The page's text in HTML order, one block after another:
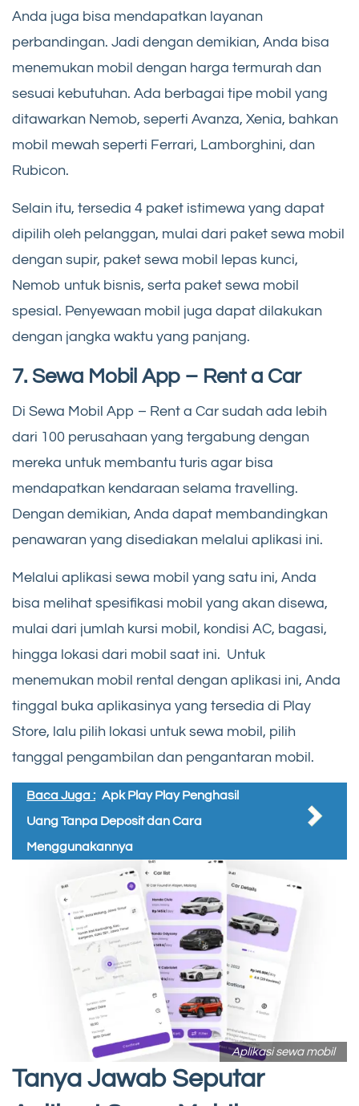
Anda juga bisa mendapatkan layanan
perbandingan. Jadi dengan demikian, Anda bisa
menemukan mobil dengan harga termurah dan
sesuai kebutuhan. Ada berbagai tipe mobil yang
ditawarkan Nemob, seperti Avanza, Xenia, bahkan
mobil mewah seperti Ferrari, Lamborghini, dan
Rubicon.
Selain itu, tersedia 4 paket istimewa yang dapat
dipilih oleh pelanggan, mulai dari paket sewa mobil
dengan supir, paket sewa mobil lepas kunci,
Nemob untuk bisnis, serta paket sewa mobil
spesial. Penyewaan mobil juga dapat dilakukan
dengan jangka waktu yang panjang.
7. Sewa Mobil App – Rent a Car
Di Sewa Mobil App – Rent a Car sudah ada lebih
dari 100 perusahaan yang tergabung dengan
mereka untuk membantu turis agar bisa
mendapatkan kendaraan selama travelling.
Dengan demikian, Anda dapat membandingkan
penawaran yang disediakan melalui aplikasi ini.
Melalui aplikasi sewa mobil yang satu ini, Anda
bisa melihat spesifikasi mobil yang akan disewa,
mulai dari jumlah kursi mobil, kondisi AC, bagasi,
hingga lokasi dari mobil saat ini. Untuk
menemukan mobil rental dengan aplikasi ini, Anda
tinggal buka aplikasinya yang tersedia di Play
Store, lalu pilih lokasi untuk sewa mobil, pilih
tanggal pengambilan dan pengantaran mobil.
Baca Juga : Apk Play Play Penghasil
Uang Tanpa Deposit dan Cara
Menggunakannya
Aplikasi sewa mobil
Tanya Jawab Seputar